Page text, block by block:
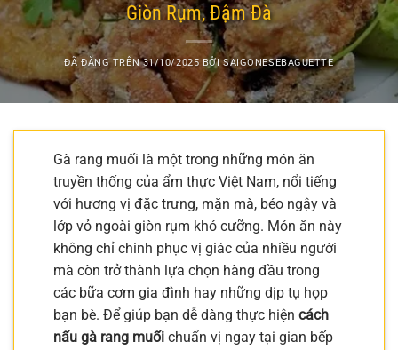
Giòn Rụm, Đậm Đà
ĐÃ ĐĂNG TRÊN31/10/2025 BỞISAIGONESEBAGUETTE
Gà rang muối là một trong những món ăn
truyền thống của ẩm thực Việt Nam, nổi tiếng
với hương vị đặc trưng, mặn mà, béo ngậy và
lớp vỏ ngoài giòn rụm khó cưỡng. Món ăn này
không chỉ chinh phục vị giác của nhiều người
mà còn trở thành lựa chọn hàng đầu trong
các bữa cơm gia đình hay những dịp tụ họp
bạn bè. Để giúp bạn dễ dàng thực hiện cách
nấu gà rang muối chuẩn vị ngay tại gian bếp